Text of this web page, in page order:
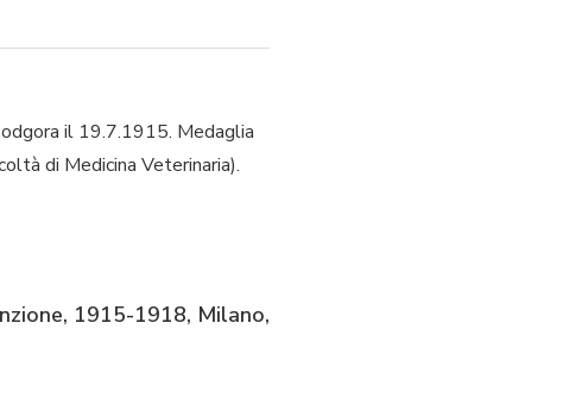
il 19.7.1915. Medaglia
di Medicina Veterinaria).
1915-1918, Milano,